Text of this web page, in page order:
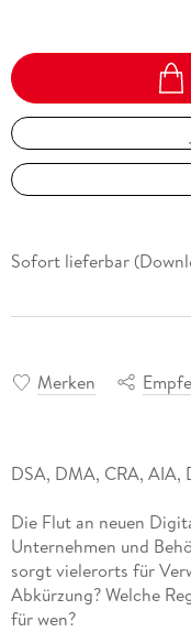
Sofort lieferbar
Merken
Die Flut an neuen
Unternehmen und
sorgt vielerorts für
Abkürzung? Welche
für wen?